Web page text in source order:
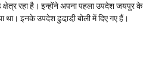
क्षेत्र रहा है। इन्होंने अपना पहला उपदेश जयपुर के
था। इनके उपदेश ढुढा़डी़ बोली में दिए गए हैं।